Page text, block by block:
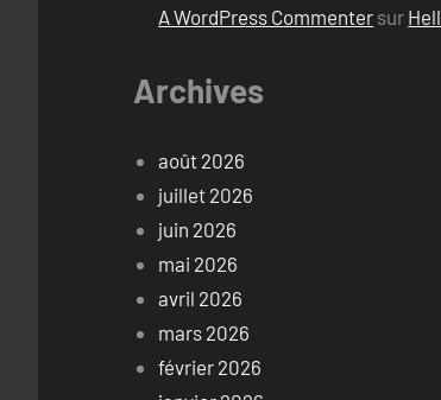
A WordPress Commenter sur
Archives
août 2026
juillet 2026
juin 2026
mai 2026
avril 2026
mars 2026
février 2026